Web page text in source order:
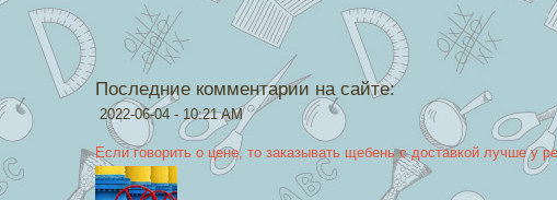
Последние комментарии на сайте:
2022-06-04 - 10:21 AM
Если говорить о цене, то заказывать щебень с доставкой лучше у